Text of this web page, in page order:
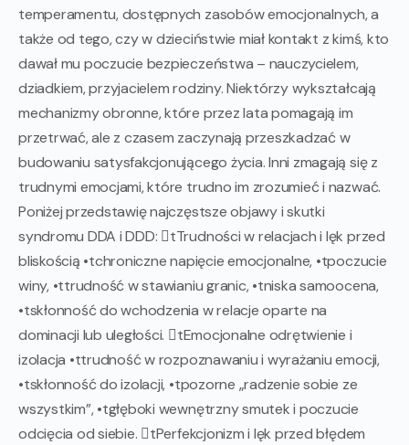
temperamentu, dostępnych zasobów emocjonalnych, a
także od tego, czy w dzieciństwie miał kontakt z kimś, kto
dawał mu poczucie bezpieczeństwa – nauczycielem,
dziadkiem, przyjacielem rodziny. Niektórzy wykształcają
mechanizmy obronne, które przez lata pomagają im
przetrwać, ale z czasem zaczynają przeszkadzać w
budowaniu satysfakcjonującego życia. Inni zmagają się z
trudnymi emocjami, które trudno im zrozumieć i nazwać.
Poniżej przedstawię najczęstsze objawy i skutki
syndromu DDA i DDD: tTrudności w relacjach i lęk przed
bliskością •tchroniczne napięcie emocjonalne, •tpoczucie
winy, •ttrudność w stawianiu granic, •tniska samoocena,
•tskłonność do wchodzenia w relacje oparte na
dominacji lub uległości. tEmocjonalne odrętwienie i
izolacja •ttrudność w rozpoznawaniu i wyrażaniu emocji,
•tskłonność do izolacji, •tpozorne „radzenie sobie ze
wszystkim”, •tgłęboki wewnętrzny smutek i poczucie
odcięcia od siebie. tPerfekcjonizm i lęk przed błędem